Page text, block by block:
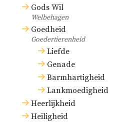
Gods Wil
Welbehagen
Goedheid
Goedertierenheid
Liefde
Genade
Barmhartigheid
Lankmoedigheid
Heerlijkheid
Heiligheid